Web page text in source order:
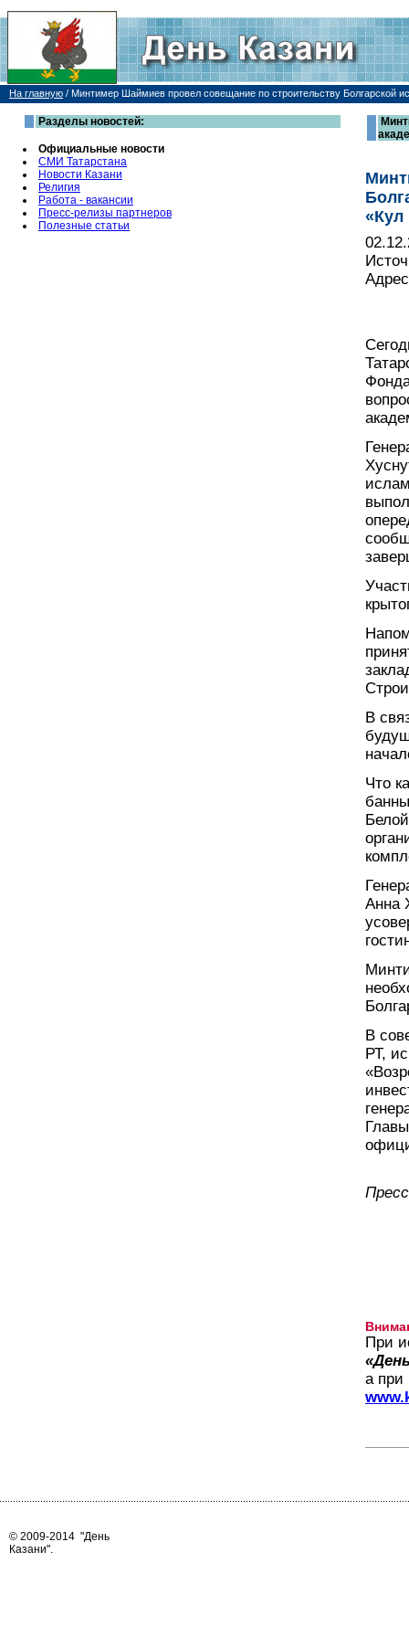
На главную / Минтимер Шаймиев провел совещание по строительству Болгарской
Разделы новостей:
Официальные новости
СМИ Татарстана
Новости Казани
Религия
Работа - вакансии
Пресс-релизы партнеров
Полезные статьи
«Кул
В
Что
Анна
В
РТ,
При
а при
© 2009-2014 "День
Казани".